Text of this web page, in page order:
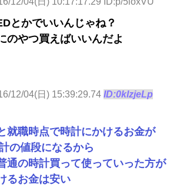
とかでいいんじゃね？
のやつ買えばいいんだよ
12/04(日) 15:39:29.74 ID:0klzjeLp
就職時点で時計にかけるお金が
の値段になるから
通の時計買って使っていった方が
るお金は安い